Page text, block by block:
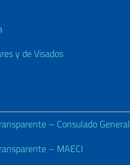
y de Visados
– Consulado General
– MAECI